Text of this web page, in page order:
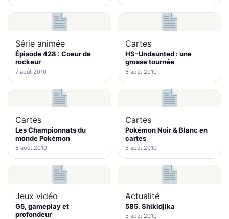
Série animée
Épisode 428 : Coeur de
rockeur
7 août 2010
Cartes
HS–Undaunted : une
grosse tournée
6 août 2010
Cartes
Les Championnats du
monde Pokémon
6 août 2010
Cartes
Pokémon Noir & Blanc en
cartes
5 août 2010
Jeux vidéo
G5, gameplay et
profondeur
Actualité
585. Shikidjika
5 août 2010